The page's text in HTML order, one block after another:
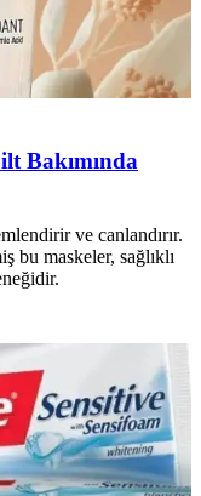
Bakımında
ve canlandırır.
bu maskeler, sağlıklı